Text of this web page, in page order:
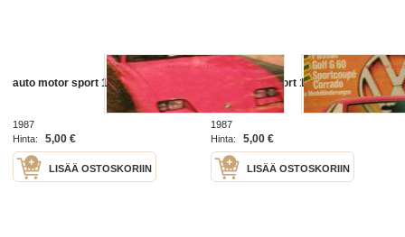
auto motor sport 17 august 87
1987
Hinta:
5,00 €
LISÄÄ OSTOSKORIIN
auto motor sport 16 august 87
1987
Hinta:
5,00 €
LISÄÄ OSTOSKORIIN